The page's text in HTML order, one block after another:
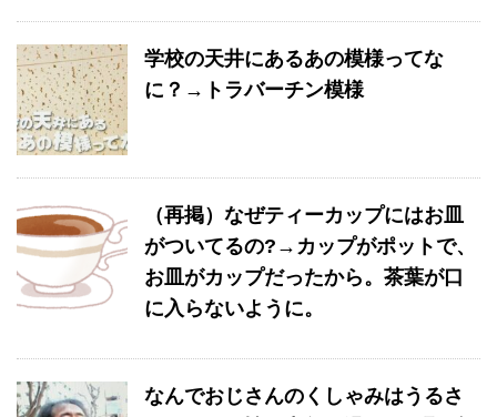
学校の天井にあるあの模様ってな
に？→トラバーチン模様
（再掲）なぜティーカップにはお皿
がついてるの?→カップがポットで、
お皿がカップだったから。茶葉が口
に入らないように。
なんでおじさんのくしゃみはうるさ